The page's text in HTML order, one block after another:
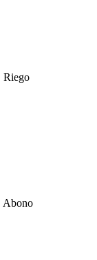
Riego
Abono